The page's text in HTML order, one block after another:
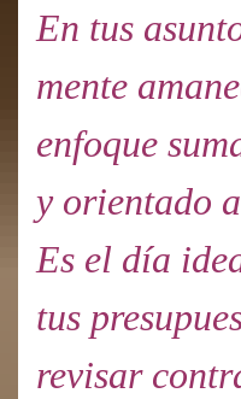
En tus
mente
enfoque
y orientado
Es el día
tus
revisar